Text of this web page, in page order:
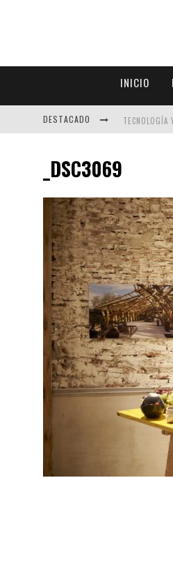
INICIO
DESTACADO TECNOLOGÍA
EL
_DSC3069